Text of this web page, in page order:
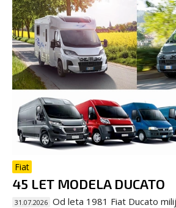
Fiat
45 LET MODELA DUCATO
31.07.2026 Od leta 1981 Fiat Ducato